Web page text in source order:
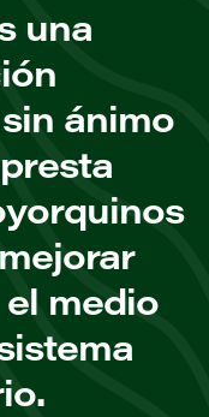
una
ánimo
medio